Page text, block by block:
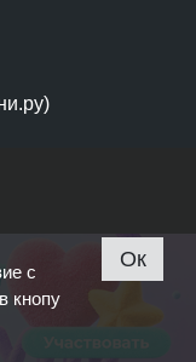
с
кнопу
Ок